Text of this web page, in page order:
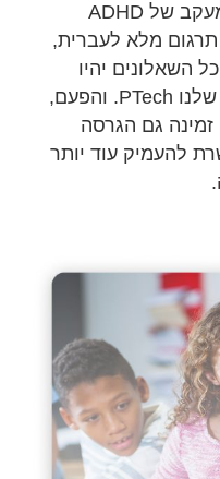
המובילים בעולם להערכה ומעקב של ADHD
מלא לעברית,
השאלונים יהיו
זמינים על המערכת האונליין שלנו PTech. והפעם,
גם הגרסה
להעמיק עוד יותר